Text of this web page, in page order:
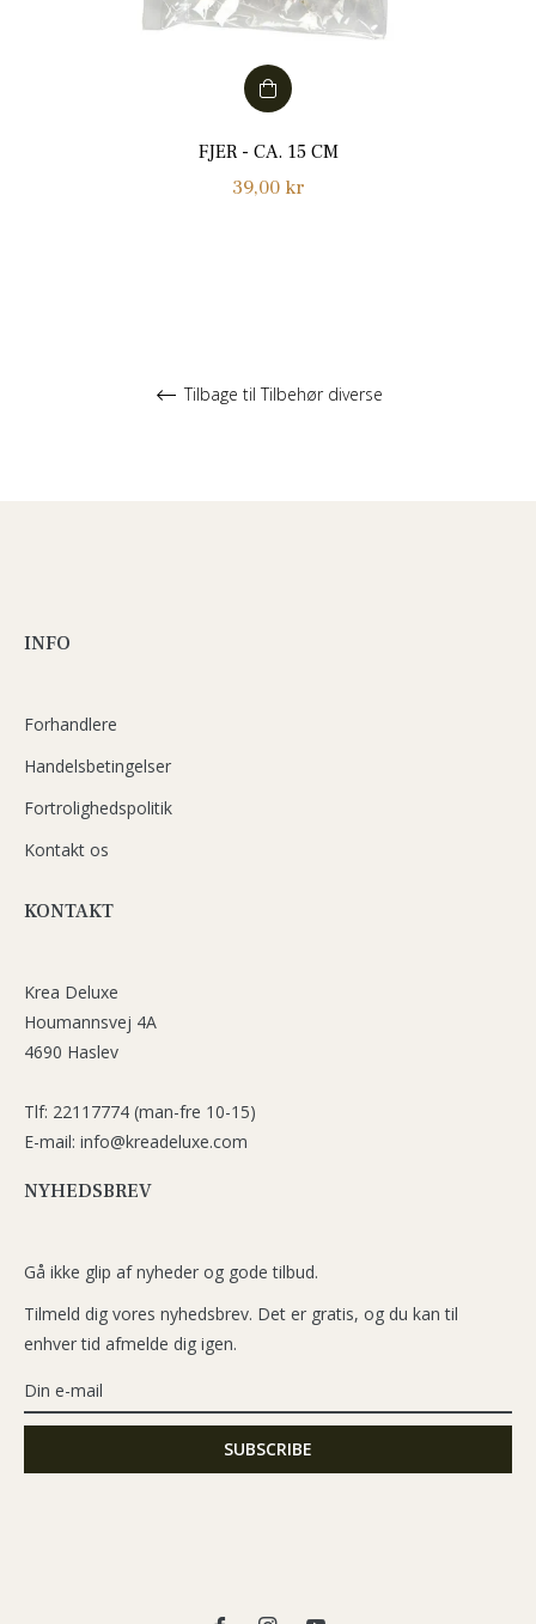
FJER - CA. 15 CM
Normalpris
39,00 kr
Tilbage til Tilbehør diverse
INFO
Forhandlere
Handelsbetingelser
Fortrolighedspolitik
Kontakt os
KONTAKT
Krea Deluxe
Houmannsvej 4A
4690 Haslev
Tlf: 22117774 (man-fre 10-15)
E-mail: info@kreadeluxe.com
NYHEDSBREV
Gå ikke glip af nyheder og gode tilbud.
Tilmeld dig vores nyhedsbrev. Det er gratis, og du kan til
enhver tid afmelde dig igen.